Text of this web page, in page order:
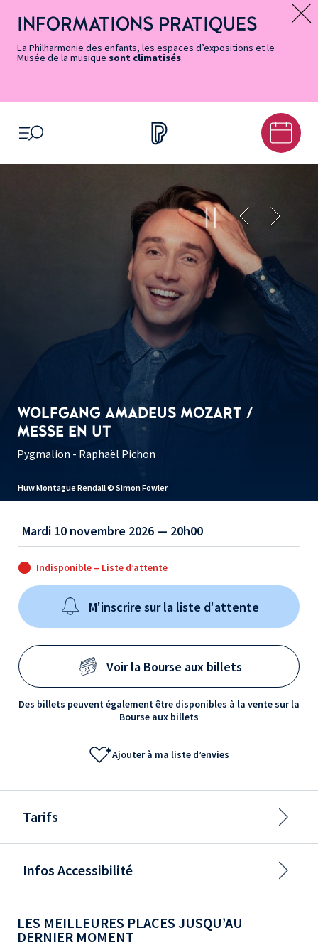
page
Accessibilité
accès
rapides
principal
contenu
principal
page
Message d’information
INFORMATIONS PRATIQUES
La Philharmonie des enfants, les espaces d’expositions et le
Musée de la musique sont climatisés.
OUVRIR LE MENU
Huw Montague Rendall © Simon Fowler
WOLFGANG AMADEUS MOZART /
MESSE EN UT
Pygmalion - Raphaël Pichon
Mardi 10 novembre 2026 — 20h00
Indisponible – Liste d’attente
M'inscrire sur la liste d'attente
Voir la Bourse aux billets
Des billets peuvent également être disponibles à la vente sur la
Bourse aux billets
Ajouter à ma liste d’envies
Tarifs
Infos Accessibilité
LES MEILLEURES PLACES JUSQU’AU
DERNIER MOMENT